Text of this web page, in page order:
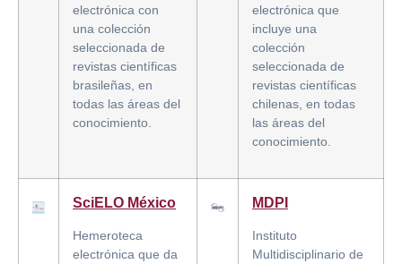
electrónica con
una colección
seleccionada de
revistas científicas
brasileñas, en
todas las áreas del
conocimiento.
electrónica que
incluye una
colección
seleccionada de
revistas científicas
chilenas, en todas
las áreas del
conocimiento.
SciELO México
Hemeroteca
electrónica que da
MDPI
Instituto
Multidisciplinario de